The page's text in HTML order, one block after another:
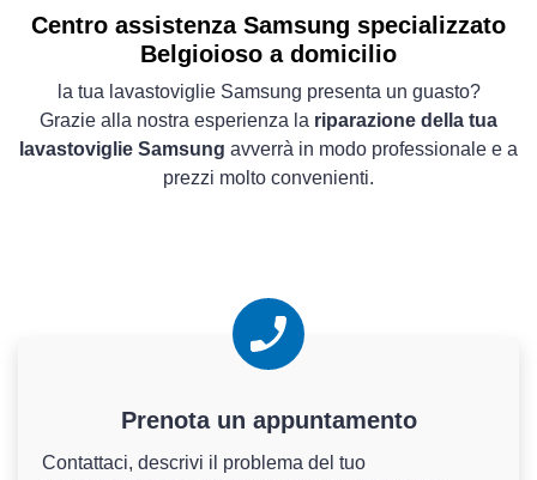
Centro assistenza Samsung specializzato
Belgioioso a domicilio
la tua lavastoviglie Samsung presenta un guasto?
Grazie alla nostra esperienza la riparazione della tua
lavastoviglie Samsung avverrà in modo professionale e a
prezzi molto convenienti.
Prenota un appuntamento
Contattaci, descrivi il problema del tuo